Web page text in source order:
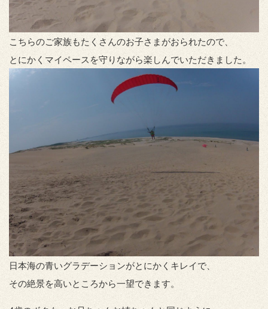
こちらのご家族もたくさんのお子さまがおられたので、
とにかくマイペースを守りながら楽しんでいただきました。
日本海の青いグラデーションがとにかくキレイで、
その絶景を高いところから一望できます。